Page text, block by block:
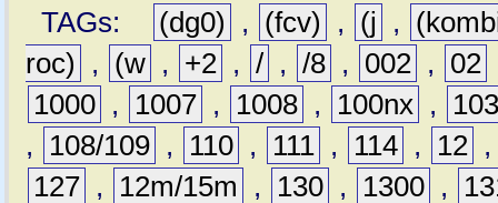
TAGs:
(dg0) , (fcv) , (j ,
roc)
, (w , +2 , / , /8 , 002 , 02
1000 , 1007 , 1008 , 100nx ,
,
108/109 , 110 , 111 , 114 , 12
127 , 12m/15m , 130 , 1300 ,